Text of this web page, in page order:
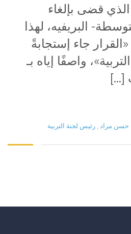
قضى بإلغاء
البريفيه، لهذا
جاء إستجابةً
واصفًا إياه بـ
[…]
حسن مراد رئيس لجنة التربية